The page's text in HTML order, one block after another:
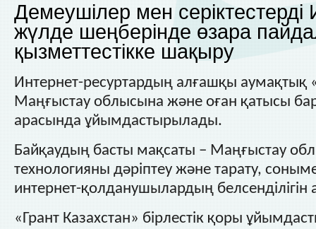
Демеушілер мен серіктестерді
жүлде шеңберінде өзара
қызметтестікке шақыру
Интернет-ресуртардың алғашқы аумақтық
Маңғыстау облысына және оған қатысы
арасында ұйымдастырылады.
Байқаудың басты мақсаты – Маңғыстау
технологияны дәріптеу және тарату,
интернет-қолданушылардың белсенділігін
«Грант Казахстан» бірлестік қоры